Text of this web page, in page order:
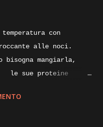
con
alle noci.
bisogna mangiarla,
le sue proteine
lungi da me
ma per quanto